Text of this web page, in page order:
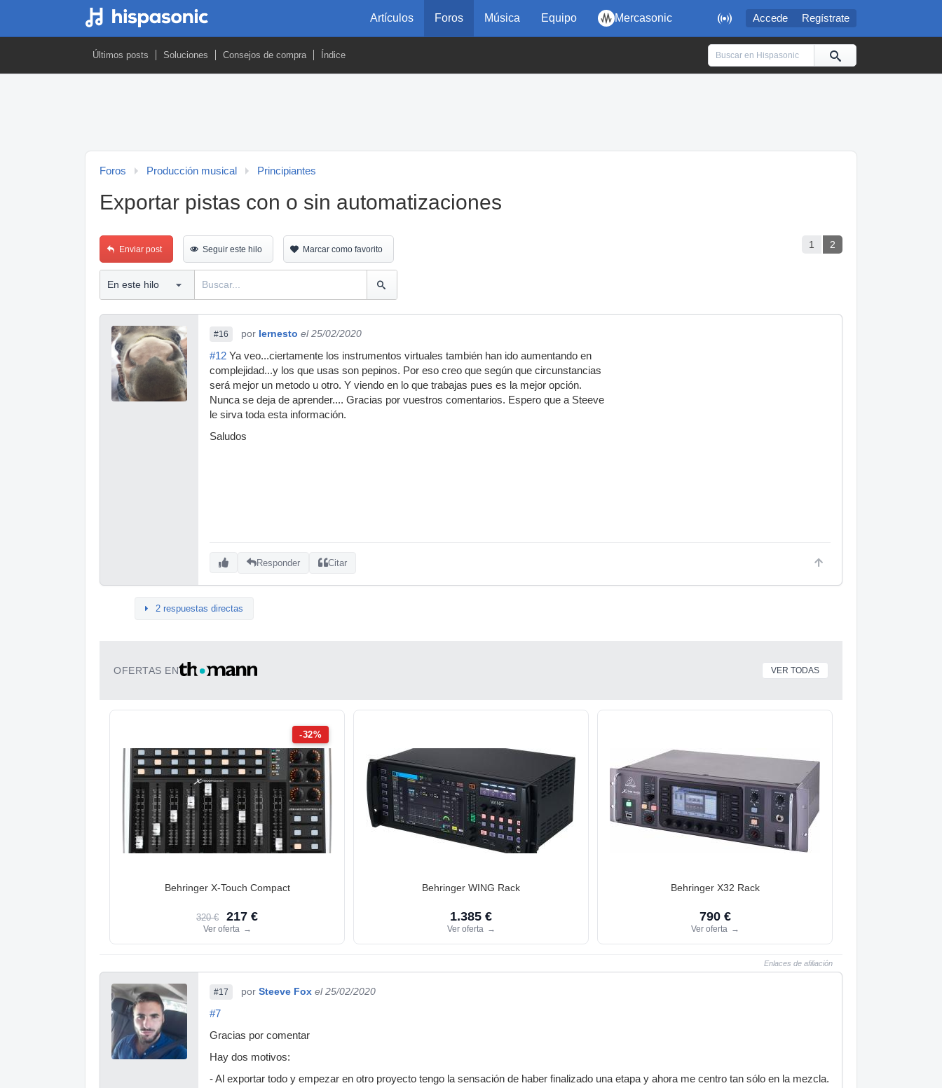
 Accede Regístrate
Artículos Foros Música Equipo Mercasonic
Últimos posts Soluciones Consejos de compra Índice
Foros Producción musical Principiantes
Exportar pistas con o sin automatizaciones
1 2
Enviar post Seguir este hilo Marcar como favorito
#16 por Iernesto el 25/02/2020
#12 Ya veo...ciertamente los instrumentos virtuales también han ido aumentando en
complejidad...y los que usas son pepinos. Por eso creo que según que circunstancias
será mejor un metodo u otro. Y viendo en lo que trabajas pues es la mejor opción.
Nunca se deja de aprender.... Gracias por vuestros comentarios. Espero que a Steeve
le sirva toda esta información.
Saludos
Responder Citar
2 respuestas directas
OFERTAS EN VER TODAS
-32%
Behringer X-Touch Compact
320 € 217 €
Ver oferta →
Behringer WING Rack
1.385 €
Ver oferta →
Behringer X32 Rack
790 €
Ver oferta →
Enlaces de afiliación
#17 por Steeve Fox el 25/02/2020
#7
Gracias por comentar
Hay dos motivos:
- Al exportar todo y empezar en otro proyecto tengo la sensación de haber finalizado una etapa y ahora me centro tan sólo en la mezcla.